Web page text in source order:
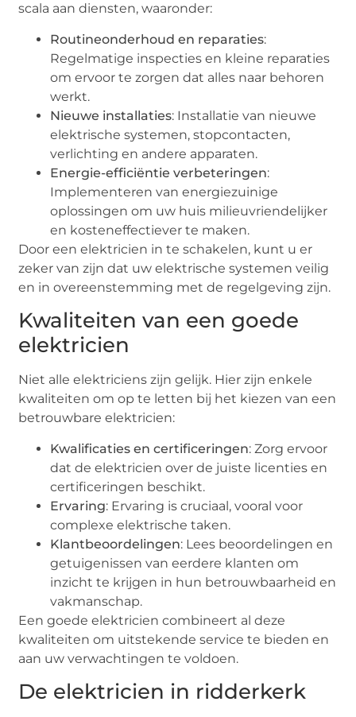
scala aan diensten, waaronder:
Routineonderhoud en reparaties:
Regelmatige inspecties en kleine reparaties
om ervoor te zorgen dat alles naar behoren
werkt.
Nieuwe installaties: Installatie van nieuwe
elektrische systemen, stopcontacten,
verlichting en andere apparaten.
Energie-efficiëntie verbeteringen:
Implementeren van energiezuinige
oplossingen om uw huis milieuvriendelijker
en kosteneffectiever te maken.
Door een elektricien in te schakelen, kunt u er
zeker van zijn dat uw elektrische systemen veilig
en in overeenstemming met de regelgeving zijn.
Kwaliteiten van een goede
elektricien
Niet alle elektriciens zijn gelijk. Hier zijn enkele
kwaliteiten om op te letten bij het kiezen van een
betrouwbare elektricien:
Kwalificaties en certificeringen: Zorg ervoor
dat de elektricien over de juiste licenties en
certificeringen beschikt.
Ervaring: Ervaring is cruciaal, vooral voor
complexe elektrische taken.
Klantbeoordelingen: Lees beoordelingen en
getuigenissen van eerdere klanten om
inzicht te krijgen in hun betrouwbaarheid en
vakmanschap.
Een goede elektricien combineert al deze
kwaliteiten om uitstekende service te bieden en
aan uw verwachtingen te voldoen.
De elektricien in ridderkerk